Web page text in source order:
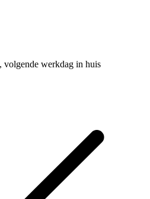
volgende werkdag in huis